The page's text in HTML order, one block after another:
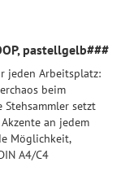
pastellgelb###
jeden Arbeitsplatz:
beim
Stehsammler setzt
an jedem
Möglichkeit,
A4/C4